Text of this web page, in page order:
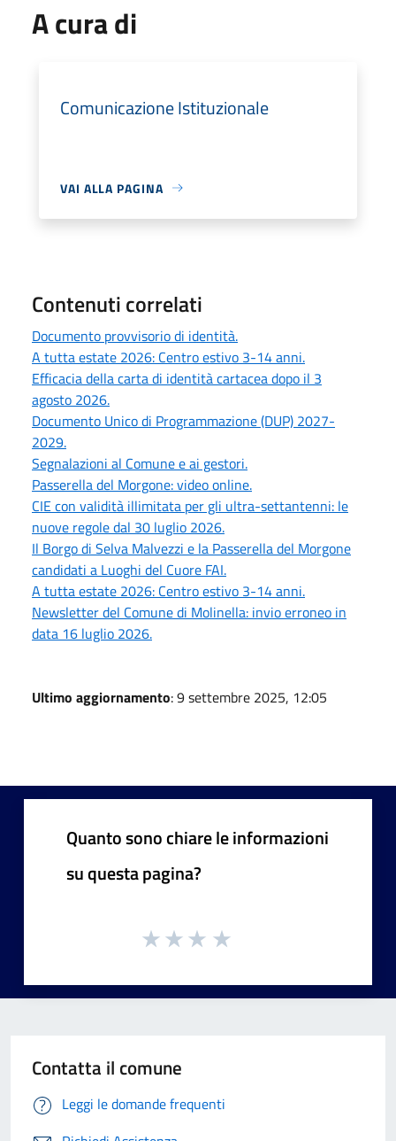
A cura di
Comunicazione Istituzionale
VAI ALLA PAGINA
Contenuti correlati
Documento provvisorio di identità.
A tutta estate 2026: Centro estivo 3-14 anni.
Efficacia della carta di identità cartacea dopo il 3
agosto 2026.
Documento Unico di Programmazione (DUP) 2027-
2029.
Segnalazioni al Comune e ai gestori.
Passerella del Morgone: video online.
CIE con validità illimitata per gli ultra-settantenni: le
nuove regole dal 30 luglio 2026.
Il Borgo di Selva Malvezzi e la Passerella del Morgone
candidati a Luoghi del Cuore FAI.
A tutta estate 2026: Centro estivo 3-14 anni.
Newsletter del Comune di Molinella: invio erroneo in
data 16 luglio 2026.
Ultimo aggiornamento: 9 settembre 2025, 12:05
Quanto sono chiare le informazioni
su questa pagina?
Contatta il comune
Leggi le domande frequenti